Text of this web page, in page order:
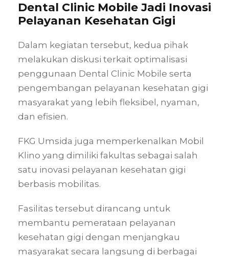
Dental Clinic Mobile Jadi Inovasi
Pelayanan Kesehatan Gigi
Dalam kegiatan tersebut, kedua pihak
melakukan diskusi terkait optimalisasi
penggunaan Dental Clinic Mobile serta
pengembangan pelayanan kesehatan gigi
masyarakat yang lebih fleksibel, nyaman,
dan efisien.
FKG Umsida juga memperkenalkan Mobil
Klino yang dimiliki fakultas sebagai salah
satu inovasi pelayanan kesehatan gigi
berbasis mobilitas.
Fasilitas tersebut dirancang untuk
membantu pemerataan pelayanan
kesehatan gigi dengan menjangkau
masyarakat secara langsung di berbagai